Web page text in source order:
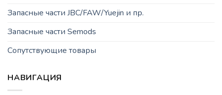
Запасные части JBC/FAW/Yuejin и пр.
Запасные части Semods
Сопутствующие товары
НАВИГАЦИЯ